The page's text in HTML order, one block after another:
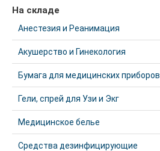
На складе
Анестезия и Реанимация
Акушерство и Гинекология
Бумага для медицинских приборов
Гели, спрей для Узи и Экг
Медицинское белье
Средства дезинфицирующие